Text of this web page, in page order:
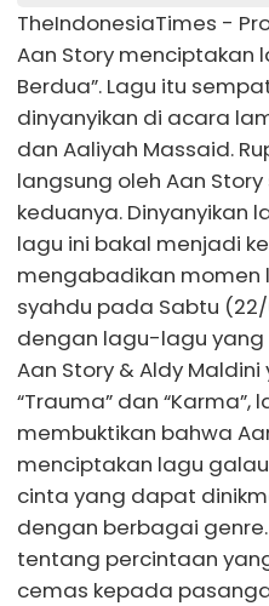
TheIndonesiaTimes -
Aan Story menciptakan
Berdua”. Lagu itu
dinyanyikan di acara
dan Aaliyah Massaid.
langsung oleh Aan
keduanya. Dinyanyikan
lagu ini bakal menjadi
mengabadikan momen
syahdu pada Sabtu
dengan lagu-lagu
Aan Story & Aldy
“Trauma” dan “Karma”,
membuktikan bahwa
menciptakan lagu
cinta yang dapat
dengan berbagai
tentang percintaan
cemas kepada